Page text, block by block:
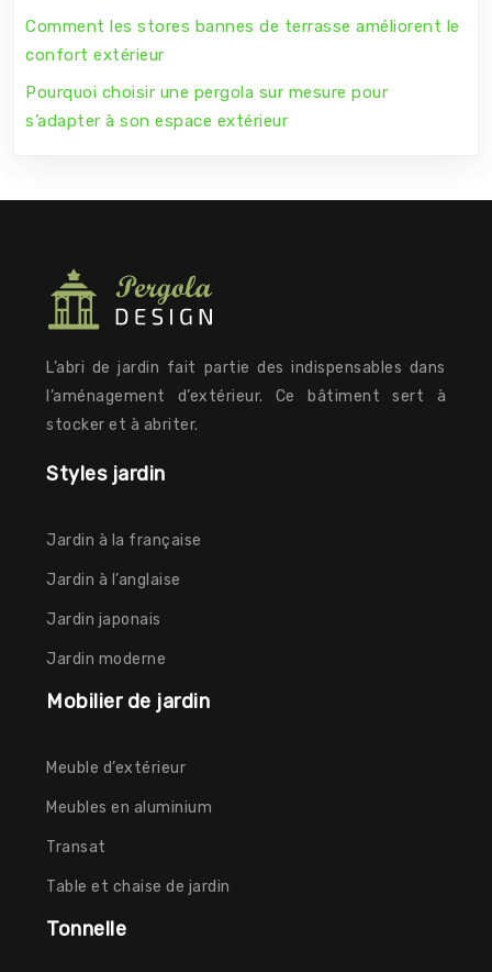
Comment les stores bannes de terrasse améliorent le
confort extérieur
Pourquoi choisir une pergola sur mesure pour
s’adapter à son espace extérieur
L’abri de jardin fait partie des indispensables dans
l’aménagement d’extérieur. Ce bâtiment sert à
stocker et à abriter.
Styles jardin
Jardin à la française
Jardin à l’anglaise
Jardin japonais
Jardin moderne
Mobilier de jardin
Meuble d’extérieur
Meubles en aluminium
Transat
Table et chaise de jardin
Tonnelle